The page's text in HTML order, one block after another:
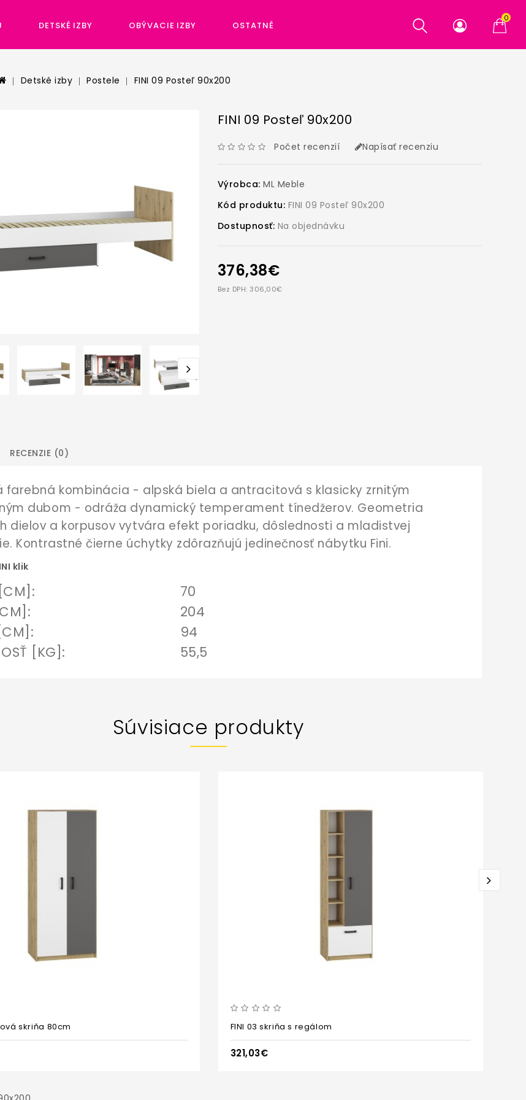
0
DETSKÉ IZBY OBÝVACIE IZBY OSTATNÉ
Detské izby Postele FINI 09 Posteľ 90x200
FINI 09 Posteľ 90x200
Počet recenzií Napísať recenziu
Výrobca:ML Meble
Kód produktu: FINI 09 Posteľ 90x200
Dostupnosť: Na objednávku
376,38€
Bez DPH: 306,00€
RECENZIE (0)
farebná kombinácia - alpská biela a antracitová s klasicky zrnitým
dubom - odráža dynamický temperament tínedžerov. Geometria
dielov a korpusov vytvára efekt poriadku, dôslednosti a mladistvej
Kontrastné čierne úchytky zdôrazňujú jedinečnosť nábytku Fini.
klik
70
204
94
[KG]:
55,5
Súvisiace produkty
skriňa 80cm FINI 03 skriňa s regálom
321,03€